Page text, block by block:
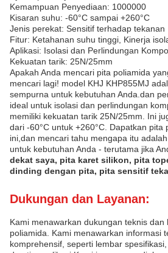
Kemampuan Penyediaan: 1000000
Kisaran suhu: -60°C sampai +260°C
Jenis perekat: Sensitif terhadap tekanan
Fitur: Ketahanan suhu tinggi, Kinerja
Aplikasi: Isolasi dan Perlindungan
Kekuatan tarik: 25N/25mm
Apakah Anda mencari pita poliamida
mencari lagi! model KHJ KHP855MJ
sempurna untuk kebutuhan Anda.dan
ideal untuk isolasi dan perlindungan
memiliki kekuatan tarik 25N/25mm. Ini
dari -60°C untuk +260°C. Dapatkan pita
ini,dan mencari tahu mengapa itu
untuk kebutuhan Anda - terutama jika
dekat saya, pita karet silikon, pita
dinding dengan pita, pita sensitif
Dukungan dan Layanan:
Kami menawarkan dukungan teknis dan
poliamida. Kami menawarkan informasi
komprehensif, seperti lembar